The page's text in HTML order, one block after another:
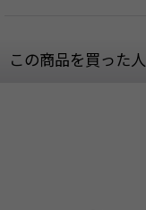
この商品を買った